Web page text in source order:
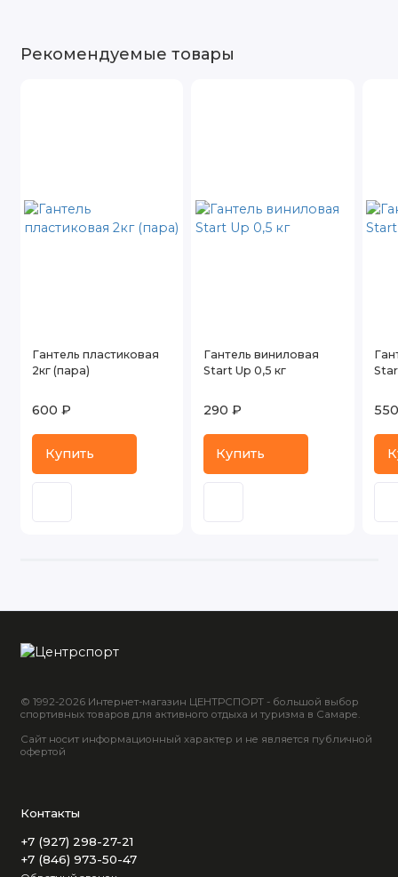
Рекомендуемые товары
Гантель пластиковая
2кг (пара)
600 ₽
Купить
Гантель виниловая
Start Up 0,5 кг
290 ₽
Купить
© 1992-2026 Интернет-магазин ЦЕНТРСПОРТ - большой выбор
спортивных товаров для активного отдыха и туризма в Самаре.
Сайт носит информационный характер и не является публичной
офертой
Контакты
+7 (927) 298-27-21
+7 (846) 973-50-47